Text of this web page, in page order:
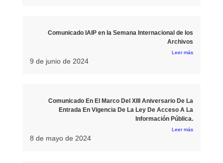
Comunicado IAIP en la Semana Internacional de los
Archivos
Leer más
9 de junio de 2024
Comunicado En El Marco Del XIII Aniversario De La
Entrada En Vigencia De La Ley De Acceso A La
Información Pública.
Leer más
8 de mayo de 2024